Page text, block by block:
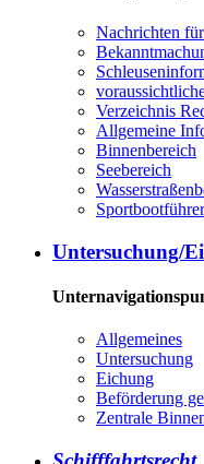
Nachrichten
Verzeichnis
Allgemeine
Binnenbereich
Seebereich
Untersuchung/
Allgemeines
Untersuchung
Eichung
Beförderung
Zentrale